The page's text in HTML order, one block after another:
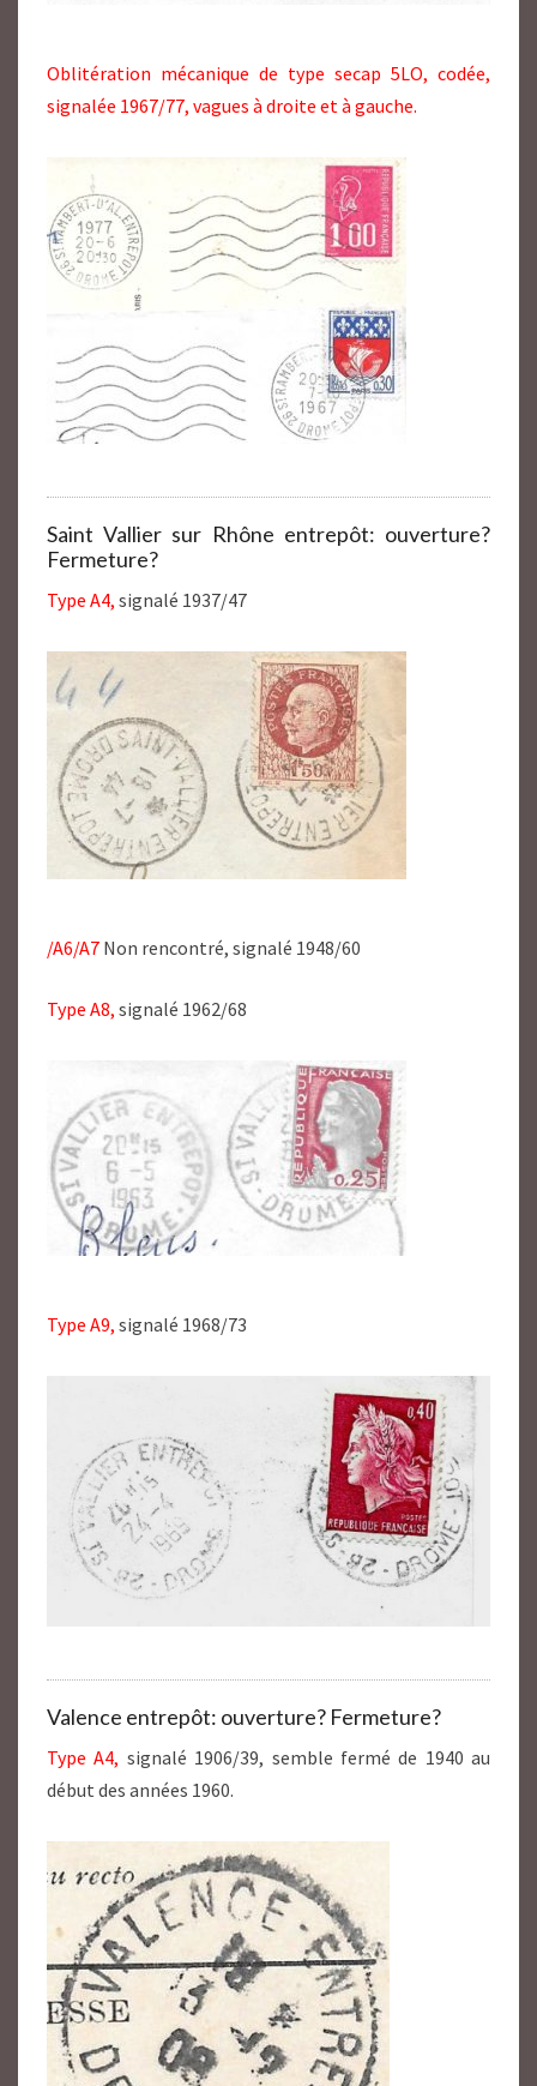
Oblitération mécanique de type secap 5LO, codée,
signalée 1967/77, vagues à droite et à gauche.
Saint Vallier sur Rhône entrepôt: ouverture?
Fermeture?
Type A4, signalé 1937/47
/A6/A7 Non rencontré, signalé 1948/60
Type A8, signalé 1962/68
Type A9, signalé 1968/73
Valence entrepôt: ouverture? Fermeture?
Type A4, signalé 1906/39, semble fermé de 1940 au
début des années 1960.